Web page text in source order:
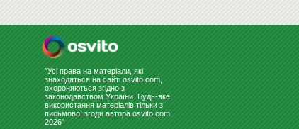
"Усі права на матеріали, які
знаходяться на сайті osvito.com,
охороняються згідно з
законодавством України. Будь-яке
використання матеріалів тільки з
письмової згоди автора osvito.com
2026"